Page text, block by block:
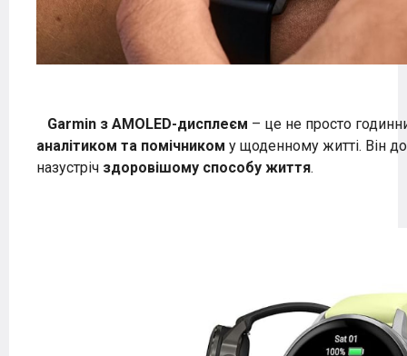
Garmin з AMOLED-дисплеєм – це не просто
аналітиком та помічником у щоденному житті. Він
назустріч здоровішому способу життя.